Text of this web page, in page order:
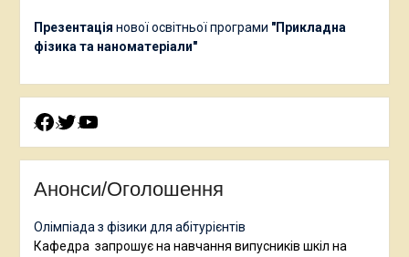
Презентація нової освітньої програми "Прикладна
фізика та наноматеріали"
Facebook
Twitter
YouTube
Анонси/Оголошення
Олімпіада з фізики для абітурієнтів
Кафедра запрошує на навчання випусників шкіл на